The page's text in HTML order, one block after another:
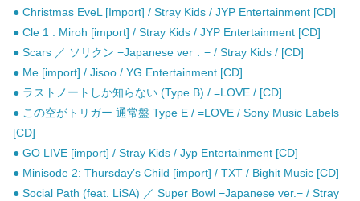
● Christmas EveL [Import] / Stray Kids / JYP Entertainment [CD]
● Cle 1 : Miroh [import] / Stray Kids / JYP Entertainment [CD]
● Scars ／ ソリクン −Japanese ver．− / Stray Kids / [CD]
● Me [import] / Jisoo / YG Entertainment [CD]
● ラストノートしか知らない (Type B) / =LOVE / [CD]
● この空がトリガー 通常盤 Type E / =LOVE / Sony Music Labels
[CD]
● GO LIVE [import] / Stray Kids / Jyp Entertainment [CD]
● Minisode 2: Thursday’s Child [import] / TXT / Bighit Music [CD]
● Social Path (feat. LiSA) ／ Super Bowl −Japanese ver.− / Stray